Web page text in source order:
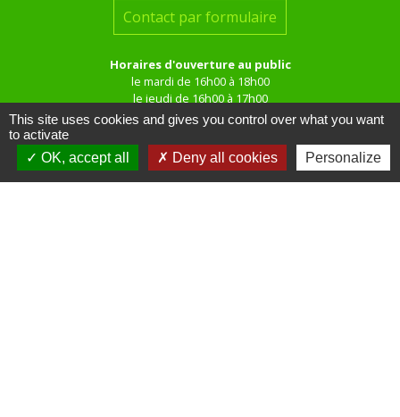
Contact par formulaire
Horaires d'ouverture au public
le mardi de 16h00 à 18h00
le jeudi de 16h00 à 17h00
This site uses cookies and gives you control over what you want
to activate
OK, accept all
Deny all cookies Personalize